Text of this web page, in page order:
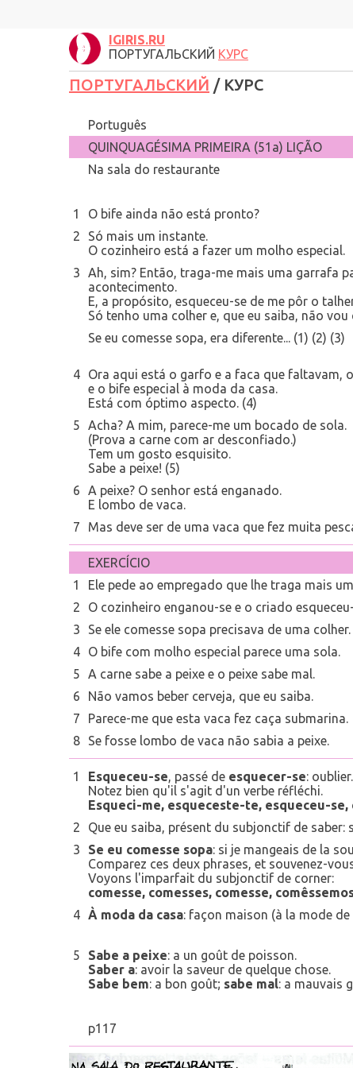
IGIRIS.RU
ПОРТУГАЛЬСКИЙ КУРС
ПОРТУГАЛЬСКИЙ / КУРС
Português
QUINQUAGÉSIMA PRIMEIRA (51a) LIÇÃO
Na sala do restaurante
1 O bife ainda não está pronto?
2
Só mais um instante.
O cozinheiro está a fazer um molho especial.
3
Ah, sim? Então, traga-me mais uma garrafa
acontecimento.
E, a propósito, esqueceu-se de me pôr o
Só tenho uma colher e, que eu saiba, não vou
Se eu comesse sopa, era diferente... (1) (2) (3)
4
Ora aqui está o garfo e a faca que faltavam,
e o bife especial à moda da casa.
Está com óptimo aspecto. (4)
5
Acha? A mim, parece-me um bocado de sola.
(Prova a carne com ar desconfiado.)
Tem um gosto esquisito.
Sabe a peixe! (5)
6
A peixe? O senhor está enganado.
E lombo de vaca.
7
Mas deve ser de uma vaca que fez muita
EXERCÍCIO
1
Ele pede ao empregado que lhe traga mais
2
O cozinheiro enganou-se e o criado
3
Se ele comesse sopa precisava de uma colher.
4
O bife com molho especial parece uma sola.
5
A carne sabe a peixe e o peixe sabe mal.
6
Não vamos beber cerveja, que eu saiba.
7
Parece-me que esta vaca fez caça submarina.
8
Se fosse lombo de vaca não sabia a peixe.
1 Esqueceu-se, passé de esquecer-se: oublier.
Notez bien qu'il s'agit d'un verbe réfléchi.
Esqueci-me, esqueceste-te, esqueceu-
2
Que eu saiba, présent du subjonctif de saber:
3
Se eu comesse sopa: si je mangeais de la
Comparez ces deux phrases, et souvenez-
Voyons l'imparfait du subjonctif de corner:
comesse, comesses, comesse,
4 À moda da casa: façon maison (à la mode
5 Sabe a peixe: a un goût de poisson.
Saber a: avoir la saveur de quelque chose.
Sabe bem: a bon goût; sabe mal: a mauvais
p117